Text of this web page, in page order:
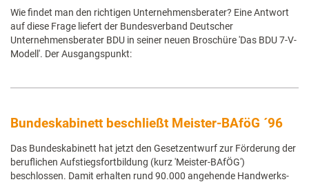
Wie findet man den richtigen Unternehmensberater? Eine Antwort
auf diese Frage liefert der Bundesverband Deutscher
Unternehmensberater BDU in seiner neuen Broschüre 'Das BDU 7-V-
Modell'. Der Ausgangspunkt:
Bundeskabinett beschließt Meister-BAföG ´96
Das Bundeskabinett hat jetzt den Gesetzentwurf zur Förderung der
beruflichen Aufstiegsfortbildung (kurz 'Meister-BAfÖG')
beschlossen. Damit erhalten rund 90.000 angehende Handwerks-